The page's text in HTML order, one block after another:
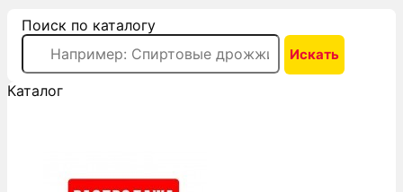
Поиск по каталогу
Каталог